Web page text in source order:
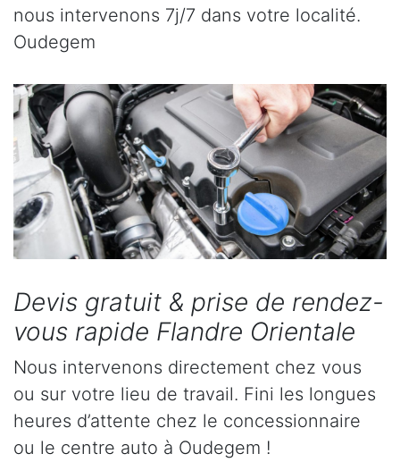
nous intervenons 7j/7 dans votre localité.
Oudegem
Devis gratuit & prise de rendez-
vous rapide Flandre Orientale
Nous intervenons directement chez vous
ou sur votre lieu de travail. Fini les longues
heures d’attente chez le concessionnaire
ou le centre auto à Oudegem !